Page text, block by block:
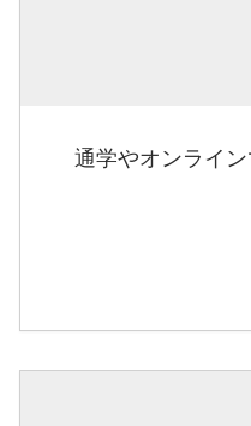
通学やオンライ